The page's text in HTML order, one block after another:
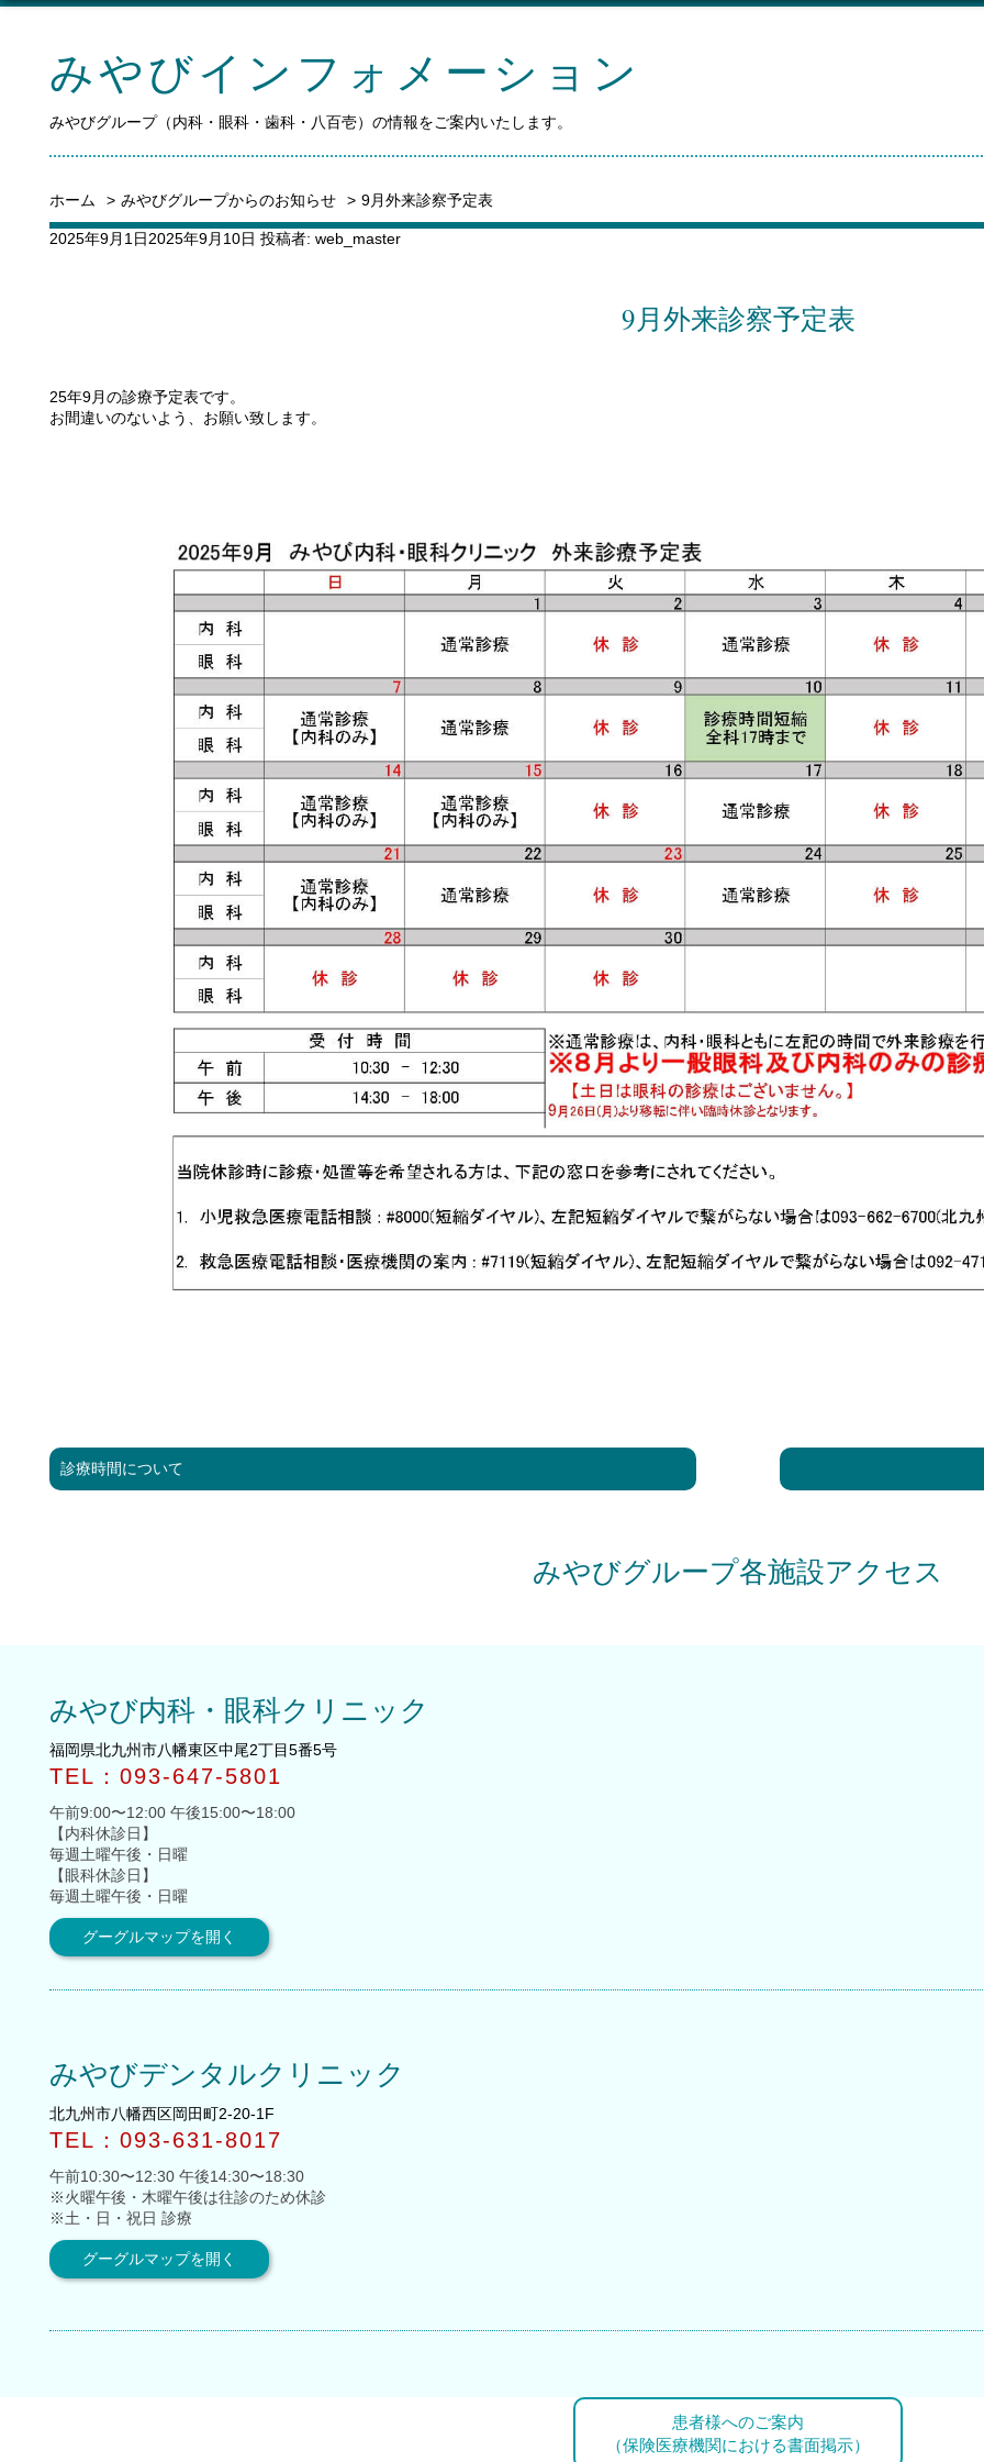
みやびインフォメーション
みやびグループ（内科・眼科・歯科・八百壱）の情報をご案内いたします。
ホーム みやびグループからのお知らせ 9月外来診察予定表
投
2025年9月1日2025年9月10日 投稿者: web_master
9月外来診察予定表
25年9月の診療予定表です。
お間違いのないよう、お願い致します。
<<
前
診療時間について
みやびグループ各施設アクセス
みやび内科・眼科クリニック
福岡県北九州市八幡東区中尾2丁目5番5号
TEL：093-647-5801
午前9:00〜12:00 午後15:00〜18:00
【内科休診日】
毎週土曜午後・日曜
【眼科休診日】
毎週土曜午後・日曜
グーグルマップを開く
みやびデンタルクリニック
北九州市八幡西区岡田町2-20-1F
TEL：093-631-8017
午前10:30〜12:30 午後14:30〜18:30
※火曜午後・木曜午後は往診のため休診
※土・日・祝日 診療
グーグルマップを開く
患者様へのご案内
（保険医療機関における書面掲示）